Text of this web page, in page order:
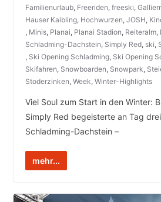
Familienurlaub, Freeriden, freeski,
Hauser Kaibling, Hochwurzen, JOSH,
, Minis, Planai, Planai Stadion, Reiteralm,
Schladming-Dachstein, Simply Red, ski,
, Ski Opening Schladming, Ski Opening
Skifahren, Snowboarden, Snowpark,
Stoderzinken, Week, Winter-Highlights
Viel Soul zum Start in den Winter:
Simply Red begeisterte an Tag
Schladming-Dachstein –
mehr...